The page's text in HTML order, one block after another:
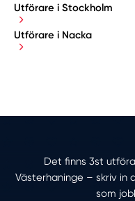
Utförare i Stockholm
Utförare i Nacka
Det finns 3st
Västerhaninge – skriv
som